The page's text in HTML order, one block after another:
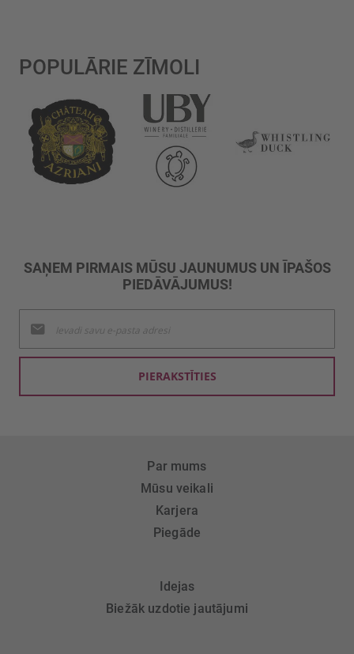
POPULĀRIE ZĪMOLI
SAŅEM PIRMAIS MŪSU JAUNUMUS UN ĪPAŠOS
PIEDĀVĀJUMUS!
jaunumu
saņemšanai:
PIERAKSTĪTIES
Par mums
Mūsu veikali
Karjera
Piegāde
Idejas
Biežāk uzdotie jautājumi